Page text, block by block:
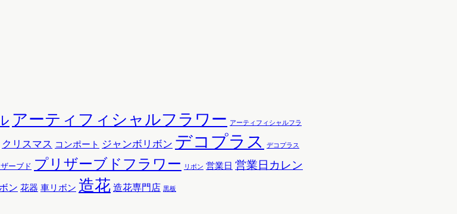
アーティフィシャルフラワー アーティフィシャルフラ
クリスマス コンポート ジャンボリボン デコプラス デコプラス
ーブド プリザーブドフラワー リボン 営業日 営業日カレン
ン 花器 車リボン 造花 造花専門店 黒板